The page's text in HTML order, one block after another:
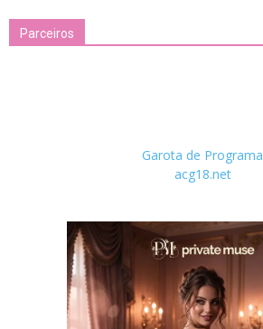
Parceiros
Garota de Programa
acg18.net